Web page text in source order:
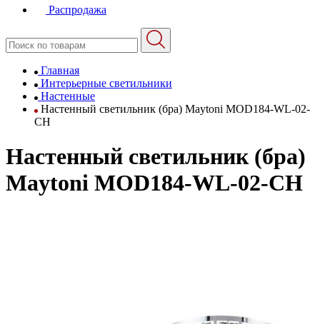
Распродажа
Главная
Интерьерные светильники
Настенные
Настенный светильник (бра) Maytoni MOD184-WL-02-
CH
Настенный светильник (бра)
Maytoni MOD184-WL-02-CH